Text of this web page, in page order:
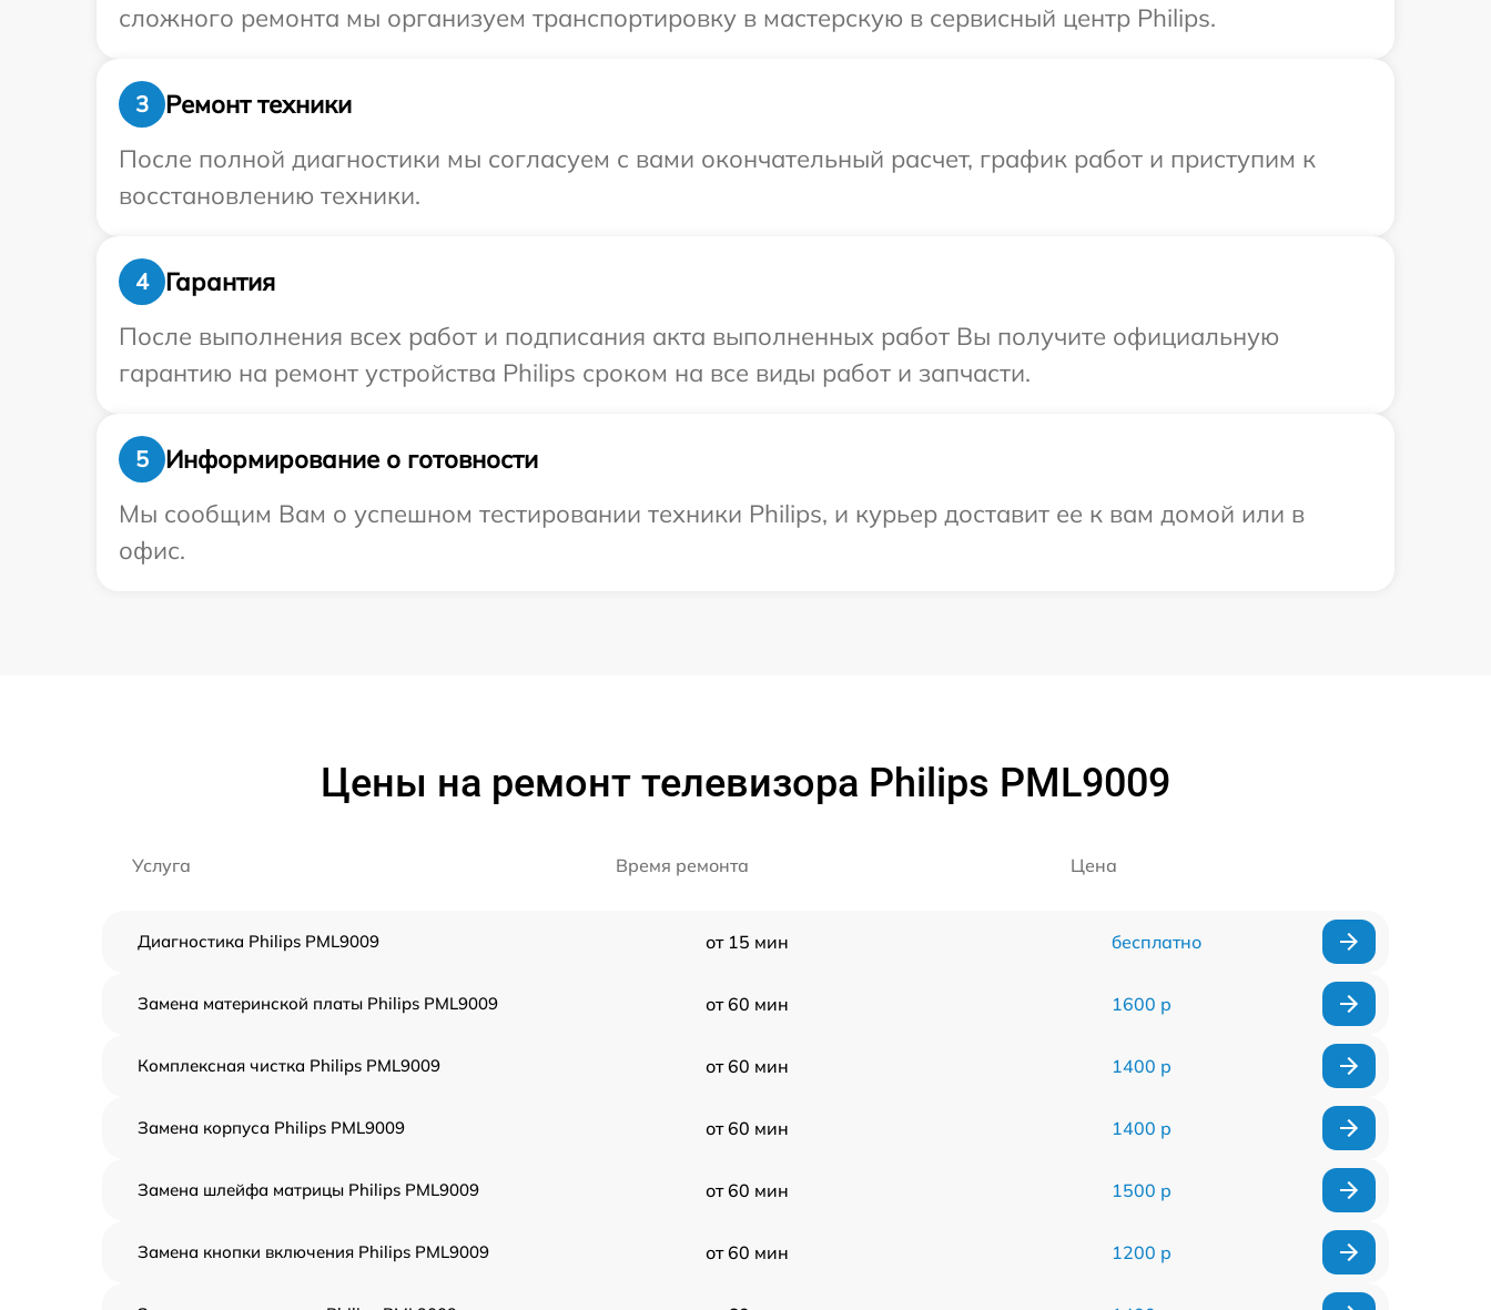
сложного ремонта мы организуем транспортировку в мастерскую в сервисный центр Philips.
3
Ремонт техники
После полной диагностики мы согласуем с вами окончательный расчет, график работ и приступим к
восстановлению техники.
4
Гарантия
После выполнения всех работ и подписания акта выполненных работ Вы получите официальную
гарантию на ремонт устройства Philips сроком на все виды работ и запчасти.
5
Информирование о готовности
Мы сообщим Вам о успешном тестировании техники Philips, и курьер доставит ее к вам домой или в
офис.
Цены на ремонт телевизора Philips PML9009
Услуга Время ремонта Цена
Диагностика Philips PML9009 от 15 мин бесплатно
Замена материнской платы Philips PML9009 от 60 мин 1600 р
Комплексная чистка Philips PML9009 от 60 мин 1400 р
Замена корпуса Philips PML9009 от 60 мин 1400 р
Замена шлейфа матрицы Philips PML9009 от 60 мин 1500 р
Замена кнопки включения Philips PML9009 от 60 мин 1200 р